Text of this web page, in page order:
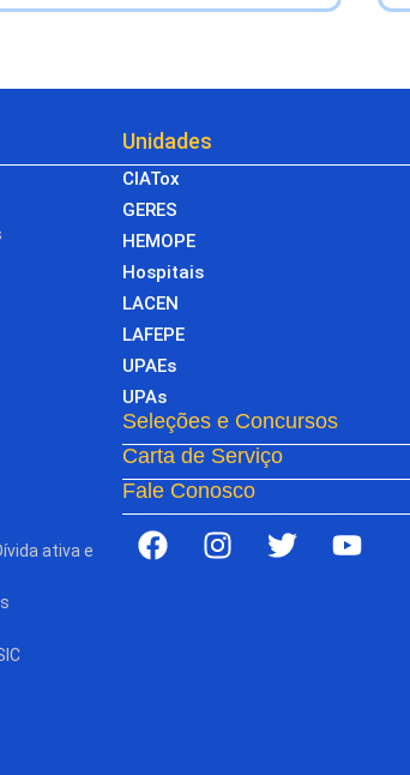
ativa e
Unidades
CIATox
GERES
HEMOPE
Hospitais
LACEN
LAFEPE
UPAEs
UPAs
Seleções e Concursos
Carta de Serviço
Fale Conosco